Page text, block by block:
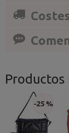
Productos
-25 %